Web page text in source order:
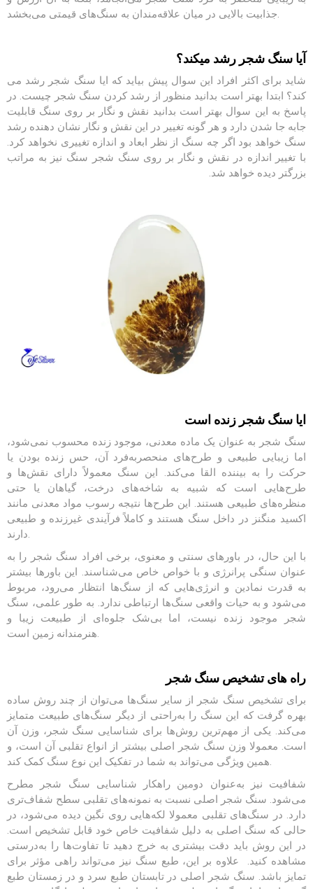
جذابیت بالایی در میان علاقه‌مندان به سنگ‌های قیمتی می‌بخشد.
آیا سنگ شجر رشد میکند؟
شاید برای اکثر افراد این سوال پیش بیاید که ایا سنگ شجر رشد می
کند؟ ابتدا بهتر است بدانید منظور از رشد کردن سنگ شجر چیست. در
پاسخ به این سوال بهتر است بدانید نقش و نگار بر روی سنگ قابلیت
جابه جا شدن دارد و هر گونه تغییر در این نقش و نگار نشان دهنده رشد
سنگ خواهد بود اگر چه سنگ از نظر ابعاد و اندازه تغییری نخواهد کرد.
با تغییر اندازه در نقش و نگار بر روی سنگ شجر سنگ نیز به مراتب
بزرگتر دیده خواهد شد.
ایا سنگ شجر زنده است
سنگ شجر به عنوان یک ماده معدنی، موجود زنده محسوب نمی‌شود،
اما زیبایی طبیعی و طرح‌های منحصر‌به‌فرد آن، حس زنده بودن یا
حرکت را به بیننده القا می‌کند. این سنگ معمولاً دارای نقش‌ها و
طرح‌هایی است که شبیه به شاخه‌های درخت، گیاهان یا حتی
منظره‌های طبیعی هستند. این طرح‌ها نتیجه رسوب مواد معدنی مانند
اکسید منگنز در داخل سنگ هستند و کاملاً فرآیندی غیرزنده و طبیعی
با این حال، در باورهای سنتی و معنوی، برخی افراد سنگ شجر را به
عنوان سنگی پرانرژی و با خواص خاص می‌شناسند. این باورها بیشتر
به قدرت نمادین و انرژی‌هایی که از سنگ‌ها انتظار می‌رود، مربوط
می‌شود و به حیات واقعی سنگ‌ها ارتباطی ندارد. به طور علمی، سنگ
شجر موجود زنده نیست، اما بی‌شک جلوه‌ای از طبیعت زیبا و
راه های تشخیص سنگ شجر
برای تشخیص سنگ شجر از سایر سنگ‌ها می‌توان از چند روش ساده
بهره گرفت که این سنگ را به‌راحتی از دیگر سنگ‌های طبیعت متمایز
می‌کند. یکی از مهم‌ترین روش‌ها برای شناسایی سنگ شجر، وزن آن
است. معمولا وزن سنگ شجر اصلی بیشتر از انواع تقلبی آن است، و
شفافیت نیز به‌عنوان دومین راهکار شناسایی سنگ شجر مطرح
می‌شود. سنگ شجر اصلی نسبت به نمونه‌های تقلبی سطح شفاف‌تری
دارد. در سنگ‌های تقلبی معمولا لکه‌هایی روی نگین دیده می‌شود، در
حالی که سنگ اصلی به دلیل شفافیت خاص خود قابل تشخیص است.
در این روش باید دقت بیشتری به خرج دهید تا تفاوت‌ها را به‌درستی
مشاهده کنید. علاوه بر این، طبع سنگ نیز می‌تواند راهی مؤثر برای
تمایز باشد. سنگ شجر اصلی در تابستان طبع سرد و در زمستان طبع